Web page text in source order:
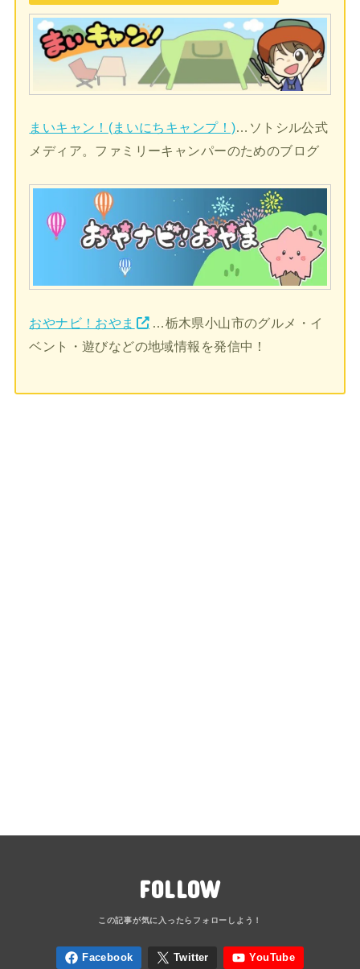
まいキャン！(まいにちキャンプ！)…ソトシル公式
メディア。ファミリーキャンパーのためのブログ
おやナビ！おやま
…栃木県小山市のグルメ・イ
ベント・遊びなどの地域情報を発信中！
FOLLOW